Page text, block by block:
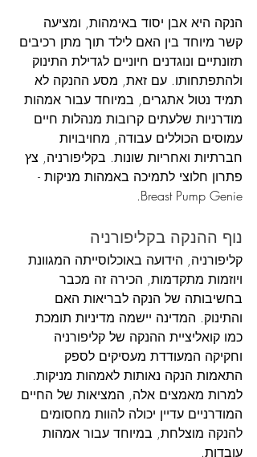
הנקה היא אבן יסוד באימהות, ומציעה
קשר מיוחד בין האם לילד תוך מתן רכיבים
תזונתיים ונוגדנים חיוניים לגדילת התינוק
ולהתפתחותו. עם זאת, מסע ההנקה לא
תמיד נטול אתגרים, במיוחד עבור אמהות
מודרניות שלעתים קרובות מנהלות חיים
עמוסים הכוללים עבודה, מחויבויות
חברתיות ואחריות שונות. בקליפורניה, צץ
פתרון חלוצי לתמיכה באמהות מניקות -
Breast Pump Genie.
נוף ההנקה בקליפורניה
קליפורניה, הידועה באוכלוסייתה המגוונת
ויוזמות מתקדמות, הכירה זה מכבר
בחשיבותה של הנקה לבריאות האם
והתינוק. המדינה יישמה מדיניות תומכת
כמו קואליציית ההנקה של קליפורניה
וחקיקה המעודדת מעסיקים לספק
התאמות הנקה נאותות לאמהות מניקות.
למרות מאמצים אלה, המציאות של החיים
המודרניים עדיין יכולה להוות מחסומים
להנקה מוצלחת, במיוחד עבור אמהות
עובדות.